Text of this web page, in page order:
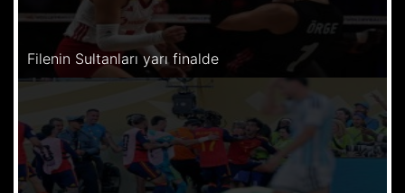
Filenin Sultanları yarı finalde